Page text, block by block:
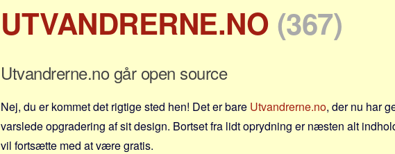
UTVANDRERNE.NO (367)
Utvandrerne.no går open source
Nej, du er kommet det rigtige sted hen! Det er bare Utvandrerne.no, der nu har
varslede opgradering af sit design. Bortset fra lidt oprydning er næsten alt
vil fortsætte med at være gratis.